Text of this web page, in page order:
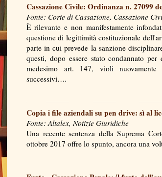
Cassazione Civile: Ordinanza n. 27099
Fonte: Corte di Cassazione, Cassazione
È rilevante e non manifestamente
questione di legittimità costituzionale
parte in cui prevede la sanzione
questi, dopo essere stato condannato
medesimo art. 147, violi
successivi….
Copia i file aziendali su pen drive: sì al
Fonte: Altalex, Notizie Giuridiche
Una recente sentenza della Suprema
ottobre 2017 offre lo spunto, ancora una